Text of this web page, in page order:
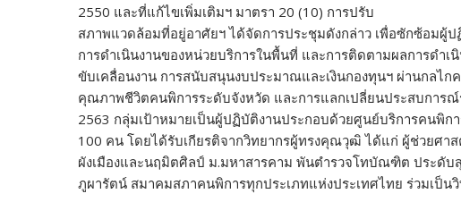
2550 และที่แก้ไขเพิ่มเติมฯ มาตรา 20 (10) การปรับ
สภาพแวดล้อมที่อยู่อาศัยฯ ได้จัดการประชุมดังกล่าว เพื่อซักซ้อม
การดำเนินงานของหน่วยบริการในพื้นที่ และการติดตามผลการดำเ
ขับเคลื่อนงาน การสนับสนุนงบประมาณและเงินกองทุนฯ ผ่านกลไ
คุณภาพชีวิตคนพิการระดับจังหวัด และการแลกเปลี่ยนประสบการ
2563 กลุ่มเป้าหมายเป็นผู้ปฏิบัติงานประกอบด้วยศูนย์บริการคนพิ
100 คน โดยได้รับเกียรติจากวิทยากรผู้ทรงคุณวุฒิ ได้แก่ ผู้ช่วยศ
ผังเมืองและนฤมิตศิลป์ ม.มหาสารคาม พันตำรวจโทบัณฑิต ประดั
ภูผารัตน์ สมาคมสภาคนพิการทุกประเภทแห่งประเทศไทย ร่วมเป็น